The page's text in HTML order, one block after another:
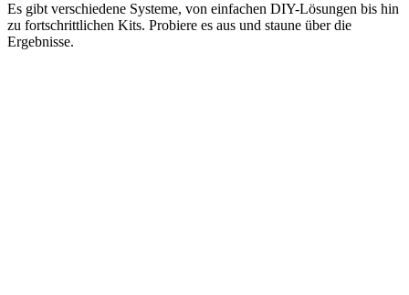
Es gibt verschiedene Systeme, von einfachen DIY-Lösungen bis hin
zu fortschrittlichen Kits. Probiere es aus und staune über die
Ergebnisse.